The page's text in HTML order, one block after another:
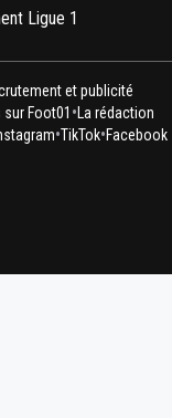
Ligue 1
et publicité
Foot01 •La rédaction
•TikTok•Facebook